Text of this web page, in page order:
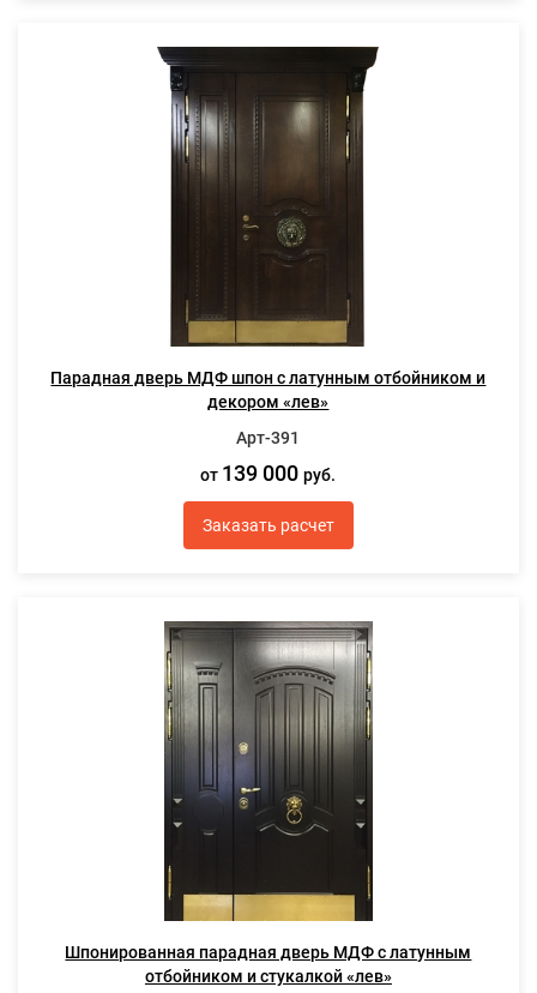
Парадная дверь МДФ шпон с латунным отбойником и
декором «лев»
Арт-391
от 139 000руб.
Заказать расчет
Шпонированная парадная дверь МДФ с латунным
отбойником и стукалкой «лев»